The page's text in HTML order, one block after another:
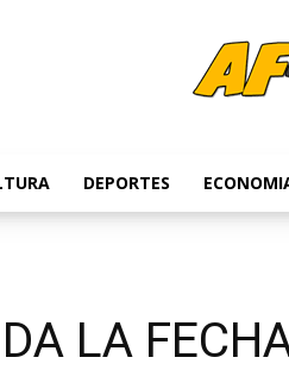
DEPORTES
LA